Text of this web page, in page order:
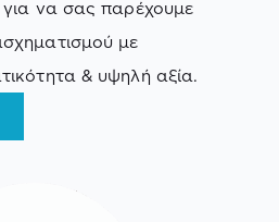
για να σας παρέχουμε
με
& υψηλή αξία.